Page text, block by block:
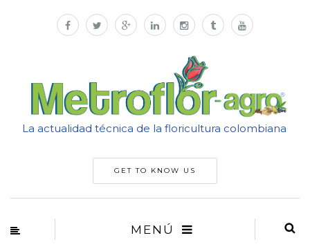
La actualidad técnica de la floricultura colombiana
GET TO KNOW US
MENÚ